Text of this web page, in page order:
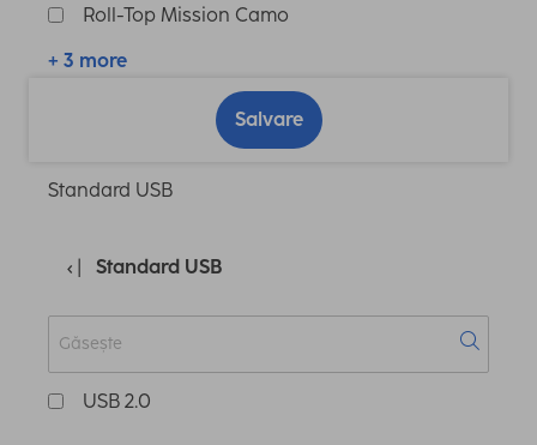
Roll-Top Mission Camo
+ 3 more
Salvare
Standard USB
Standard USB
USB 2.0